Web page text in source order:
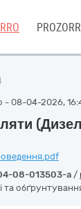
08-04-2026,
08-013503-a /
та